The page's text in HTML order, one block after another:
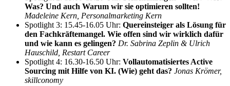
Was? Und auch Warum wir sie optimieren sollten!
Madeleine Kern, Personalmarketing Kern
Spotlight 3: 15.45-16.05 Uhr: Quereinsteiger als Lösung für
den Fachkräftemangel. Wie offen sind wir wirklich dafür
und wie kann es gelingen? Dr. Sabrina Zeplin & Ulrich
Hauschild, Restart Career
Spotlight 4: 16.30-16.50 Uhr: Vollautomatisiertes Active
Sourcing mit Hilfe von KI. (Wie) geht das? Jonas Krömer,
skillconomy